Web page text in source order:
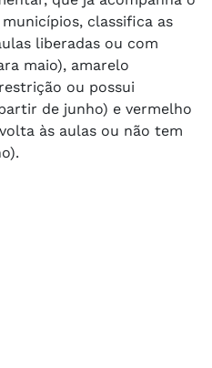
classifica as
liberadas ou com
maio), amarelo
ou possui
de junho) e vermelho
às aulas ou não tem